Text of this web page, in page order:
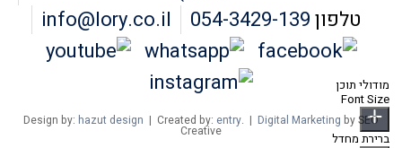
טלפון054-3429-139
info@lory.co.il
Design by: hazut design | Created by: entry. | Digital Marketing by SEO
Creative
מודולי תוכן
Font Size
ברירת מחדל